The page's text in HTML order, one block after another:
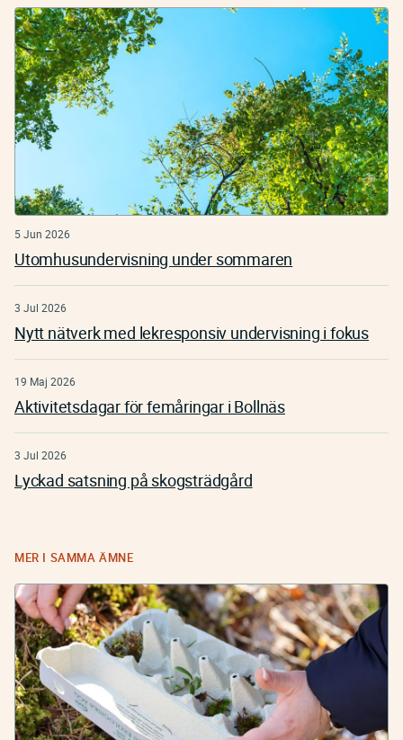
5 Jun 2026
Utomhusundervisning under sommaren
3 Jul 2026
Nytt nätverk med lekresponsiv undervisning i fokus
19 Maj 2026
Aktivitetsdagar för femåringar i Bollnäs
3 Jul 2026
Lyckad satsning på skogsträdgård
MER I SAMMA ÄMNE